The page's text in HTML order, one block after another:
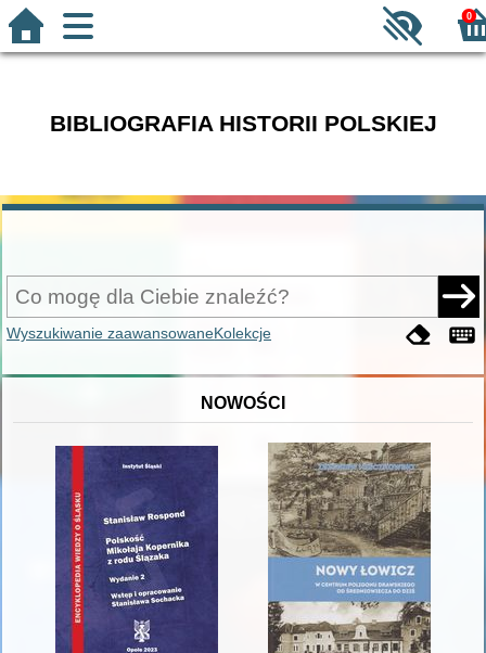
0
BIBLIOGRAFIA HISTORII POLSKIEJ
Wyszukiwanie zaawansowaneKolekcje
NOWOŚCI